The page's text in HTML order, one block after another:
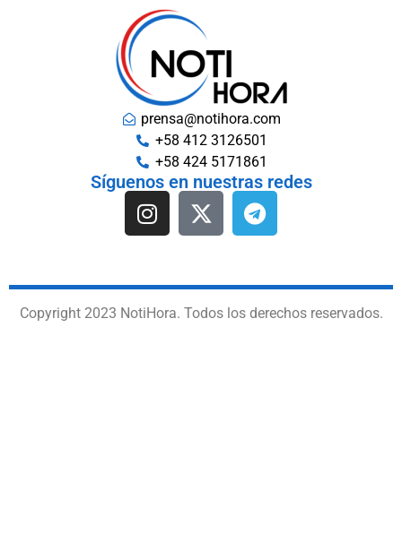
prensa@notihora.com
+58 412 3126501
+58 424 5171861
Síguenos en nuestras redes
Copyright 2023 NotiHora. Todos los derechos reservados.